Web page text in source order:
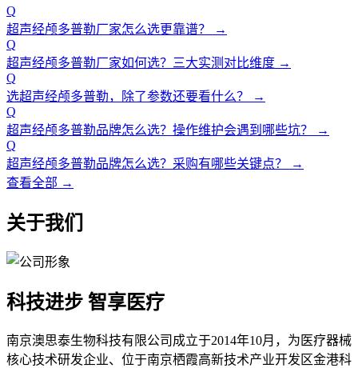
Q
超声经颅多普勒厂家怎么选更靠谱？
→
Q
超声经颅多普勒厂家如何选？三大实测对比维度 →
Q
选超声经颅多普勒，除了参数还要看什么？
→
Q
超声经颅多普勒品牌怎么选？操作维护会遇到哪些坑？
→
Q
超声经颅多普勒品牌怎么选？采购有哪些关键点？
→
查看全部 →
关于我们
科技进步 智享医疗
南京澳思泰生物科技有限公司成立于2014年10月，为医疗器械
核心技术研发企业、位于南京栖霞高新技术产业开发区金港科